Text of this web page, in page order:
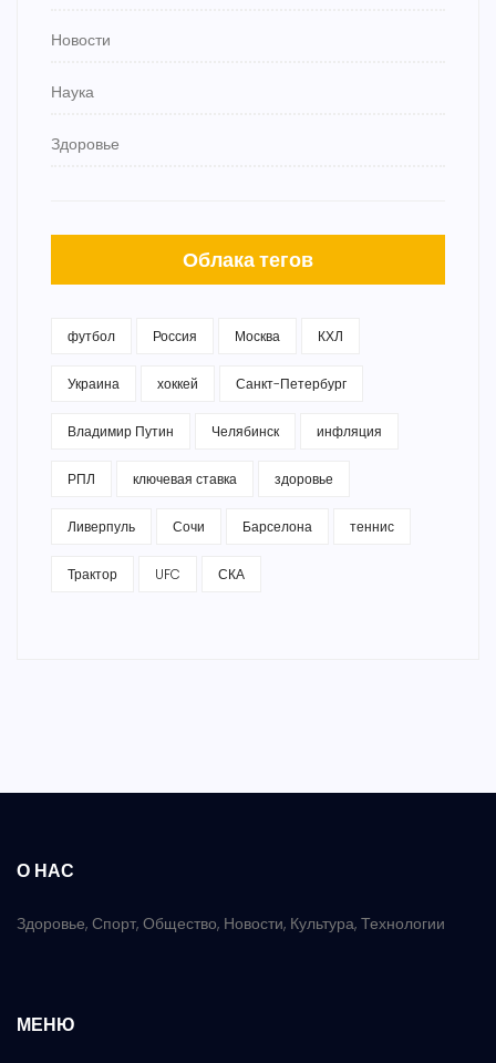
Новости
Наука
Здоровье
Облака тегов
футбол Россия Москва КХЛ
Украина хоккей Санкт-Петербург
Владимир Путин Челябинск инфляция
РПЛ ключевая ставка здоровье
Ливерпуль Сочи Барселона теннис
Трактор UFC СКА
О НАС
Здоровье, Спорт, Общество, Новости, Культура, Технологии
МЕНЮ